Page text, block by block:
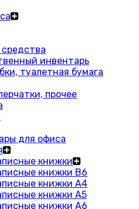
инвентарь
туалетная бумага
прочее
для офиса
книжки
книжки В6
книжки A4
книжки А5
книжки А6